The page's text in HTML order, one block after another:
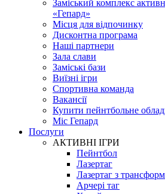
Заміський комплекс
«Гепард»
Місця для відпочинку
Дисконтна програма
Наші партнери
Зала слави
Заміські бази
Виїзні ігри
Спортивна команда
Вакансії
Купити пейнтбольне
Міс Гепард
Послуги
АКТИВНІ ІГРИ
Пейнтбол
Лазертаг
Лазертаг з
Арчері таг